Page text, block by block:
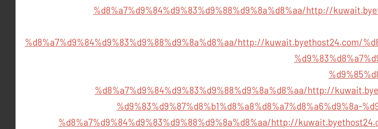
%d8%a7%d9%84%d9%83%d9%88%d9%8a%d8%aa/http://
%d8%a7%d9%84%d9%83%d9%88%d9%8a%d8%aa/http://kuwait.byethost24.com/
%d8%a7%d9%84%d9%83%d9%88%d9%8a%d8%aa/http://
%d9%83%d9%87%d8%b1%d8%a8%d8%a7%d8%a6%d9%8a-
%d8%a7%d9%84%d9%83%d9%88%d9%8a%d8%aa/http://